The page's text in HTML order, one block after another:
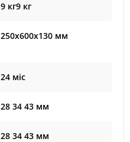
9 кг9 кг
250х600х130 мм
24 міс
28 34 43 мм
28 34 43 мм